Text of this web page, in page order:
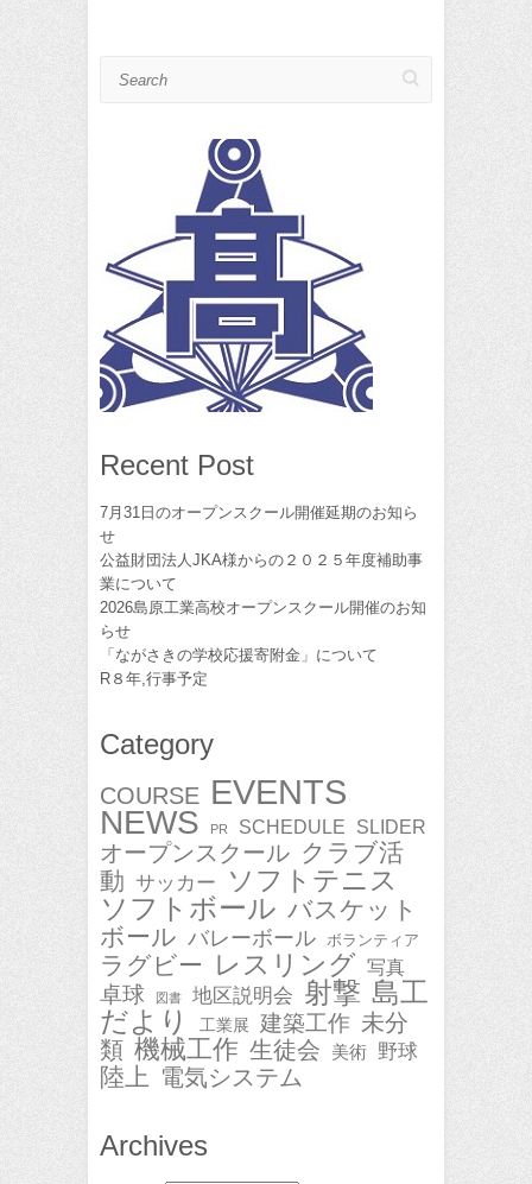
Recent Post
7月31日のオープンスクール開催延期のお知ら
せ
公益財団法人JKA様からの２０２５年度補助事
業について
2026島原工業高校オープンスクール開催のお知
らせ
「ながさきの学校応援寄附金」について
R８年,行事予定
Category
COURSE EVENTS
NEWS PR SCHEDULE SLIDER
オープンスクール クラブ活
動 サッカー ソフトテニス
ソフトボール バスケット
ボール バレーボール ボランティア
ラグビー レスリング 写真
卓球 図書 地区説明会 射撃 島工
だより
工業展 建築工作 未分
類 機械工作 生徒会 美術 野球
陸上 電気システム
Archives